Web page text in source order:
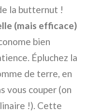
la butternut !
(mais efficace)
bien
Épluchez la
de terre, en
vous couper (on
!). Cette